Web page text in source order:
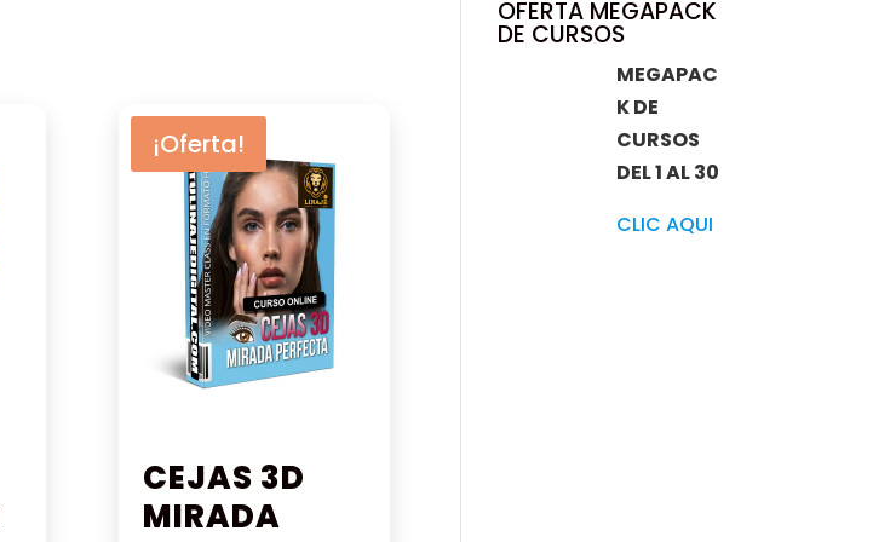
¡Oferta!
CEJAS 3D
MIRADA
OFERTA MEGAPACK
DE CURSOS
MEGAPAC
K DE
CURSOS
DEL 1 AL 30
CLIC AQUI